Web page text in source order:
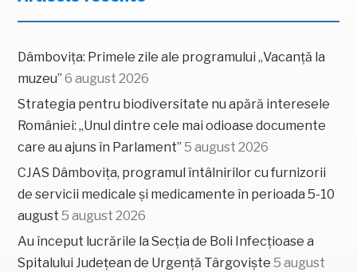
Dâmbovița: Primele zile ale programului „Vacanță la
muzeu” 6 august 2026
Strategia pentru biodiversitate nu apără interesele
României: „Unul dintre cele mai odioase documente
care au ajuns în Parlament” 5 august 2026
CJAS Dâmbovița, programul întâlnirilor cu furnizorii
de servicii medicale și medicamente în perioada 5-10
august 5 august 2026
Au început lucrările la Secția de Boli Infecțioase a
Spitalului Județean de Urgență Târgoviște 5 august